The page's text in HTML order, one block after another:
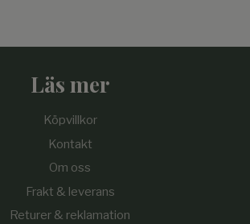
Läs mer
Köpvillkor
Kontakt
Om oss
Frakt & leverans
Returer & reklamation